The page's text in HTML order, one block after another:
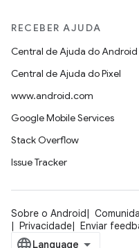
RECEBER AJUDA
Central de Ajuda do Android
Central de Ajuda do Pixel
www.android.com
Google Mobile Services
Stack Overflow
Issue Tracker
Sobre o Android
Privacidade
Enviar